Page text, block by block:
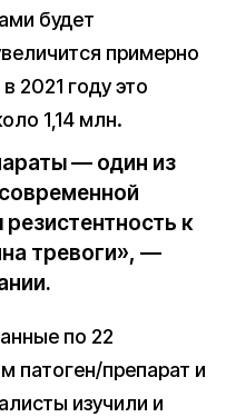
будет
примерно
2021 году это
1,14 млн.
— один из
к
тревоги», —
по 22
патоген/препарат и
изучили и